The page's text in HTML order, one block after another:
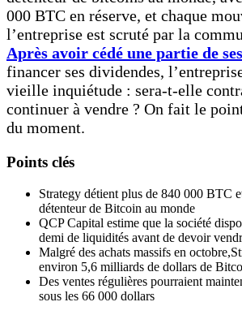
000 BTC en réserve, et chaque
l’entreprise est scruté par la
Après avoir cédé une partie de
financer ses dividendes,
vieille inquiétude : sera-t-elle
continuer à vendre ? On fait le
du moment.
Points clés
Strategy détient plus de 840 000 BTC
détenteur de Bitcoin au monde
QCP Capital estime que la société
demi de liquidités avant de devoir
Malgré des achats massifs en
environ 5,6 milliards de dollars de
Des ventes régulières pourraient
sous les 66 000 dollars